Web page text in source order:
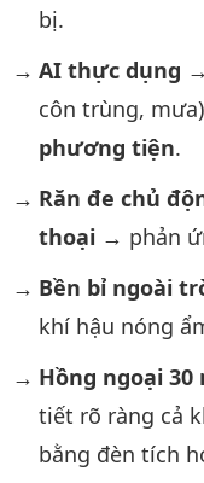
bị.
AI thực dụng
côn trùng,
phương tiện.
Răn đe chủ
thoại → phản
Bền bỉ ngoài
khí hậu nóng
Hồng ngoại 30
tiết rõ ràng cả
bằng đèn tích